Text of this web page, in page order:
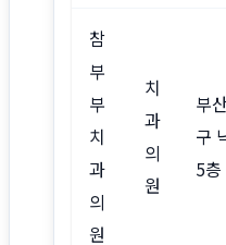
참
부
부
치
과
의
원
치
과
의
원
부
구
5